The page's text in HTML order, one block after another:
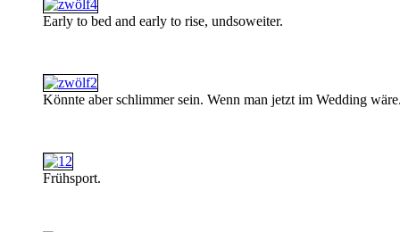
Early to bed and early to rise, undsoweiter.
Könnte aber schlimmer sein. Wenn man jetzt im Wedding
Frühsport.